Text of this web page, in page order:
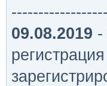
09.08.2019 -